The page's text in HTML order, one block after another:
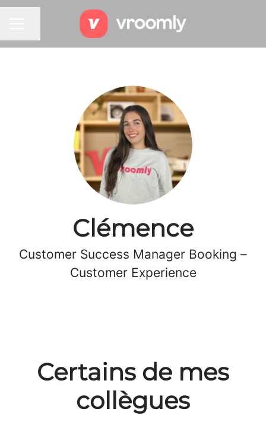
MENU CARRIÈRE
Partager la page
Clémence
Customer Success Manager Booking –
Customer Experience
Certains de mes
collègues